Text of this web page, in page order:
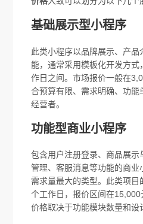
基础展示型小程序
此类小程序以品牌展示、产
能，通常采用模板化开发方
作日之间。市场报价一般在
合预算有限、需求明确、功
经营者。
功能型商业小程序
包含用户注册登录、商品展
管理、客服消息等功能的商业
需求量最大的类型。此类项
个工作日，报价区间在
价格取决于功能模块数量和设